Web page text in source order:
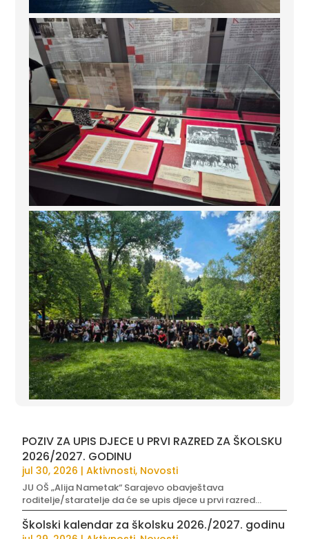
POZIV ZA UPIS DJECE U PRVI RAZRED ZA ŠKOLSKU
2026/2027. GODINU
jul 30, 2026 |Aktivnosti, Novosti
JU OŠ „Alija Nametak“ Sarajevo obavještava
roditelje/staratelje da će se upis djece u prvi razred...
Školski kalendar za školsku 2026./2027. godinu